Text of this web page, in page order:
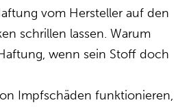
vom Hersteller auf den
schrillen lassen. Warum
wenn sein Stoff doch
Impfschäden funktionieren,